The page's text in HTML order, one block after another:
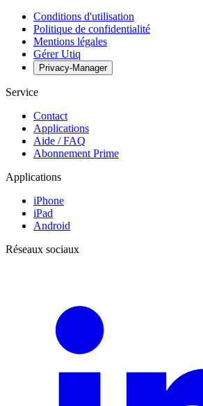
Conditions d'utilisation
Politique de confidentialité
Mentions légales
Gérer Utiq
Privacy-Manager
Service
Contact
Applications
Aide / FAQ
Abonnement Prime
Applications
iPhone
iPad
Android
Réseaux sociaux